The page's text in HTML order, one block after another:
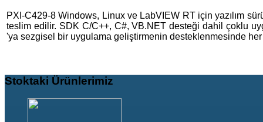
PXI-C429-8 Windows, Linux ve LabVIEW RT için yazılım
teslim edilir. SDK C/C++, C#, VB.NET desteği dahil çoklu
'ya sezgisel bir uygulama geliştirmenin desteklenmesinde her
Stoktaki Ürünlerimiz